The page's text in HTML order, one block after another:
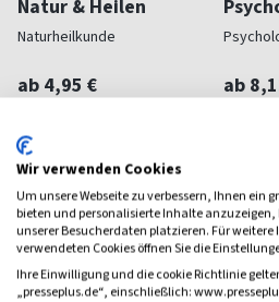
Natur & Heilen
Naturheilkunde
ab 4,95 € ab
Frauenzeitschriften
Wir verwenden Cookies
Um unsere Webseite zu verbessern, Ihnen ein
bieten und personalisierte Inhalte anzuzeigen,
unserer Besucherdaten platzieren. Für
verwendeten Cookies öffnen Sie die
Ihre Einwilligung und die cookie Richtlinie
„presseplus.de“, einschließlich: